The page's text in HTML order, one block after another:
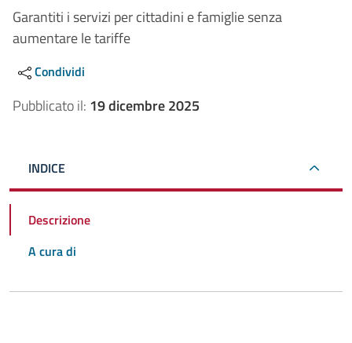
Garantiti i servizi per cittadini e famiglie senza
aumentare le tariffe
Condividi
Pubblicato il: 19 dicembre 2025
INDICE
Descrizione
A cura di